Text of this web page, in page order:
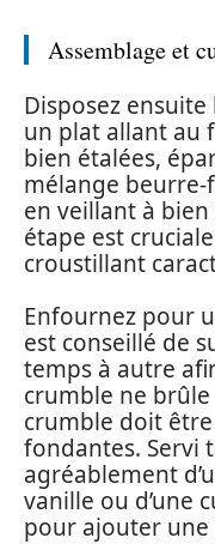
Assemblage et
Disposez
un plat allant au
bien étalées,
mélange beurre-
en veillant à
étape est
croustillant
Enfournez pour
est conseillé de
temps à autre
crumble ne
crumble doit
fondantes. Servi
agréablement
vanille ou d’une
pour ajouter